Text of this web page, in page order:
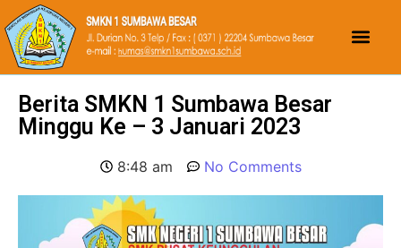
Berita SMKN 1 Sumbawa Besar
Minggu Ke – 3 Januari 2023
8:48 am No Comments